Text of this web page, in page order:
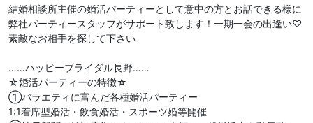
結婚相談所主催の婚活パーティーとして意中の方とお話できる様に
弊社パーティースタッフがサポート致します！一期一会の出逢い♡
素敵なお相手を探して下さい
……ハッピーブライダル長野……
☆婚活パーティーの特徴☆
①バラエティに富んだ各種婚活パーティー
1:1着席型婚活・飲食婚活・スポーツ婚等開催